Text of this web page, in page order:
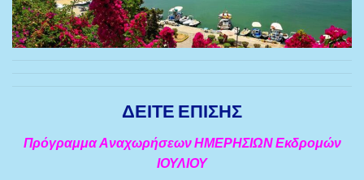
ΔΕΙΤΕ ΕΠΙΣΗΣ
Πρόγραμμα Αναχωρήσεων ΗΜΕΡΗΣΙΩΝ Εκδρομών
ΙΟΥΛΙΟΥ